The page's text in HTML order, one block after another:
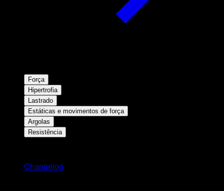
Força
Hipertrofia
Lastrado
Estáticas e movimentos de força
Argolas
Resistência
Changelog